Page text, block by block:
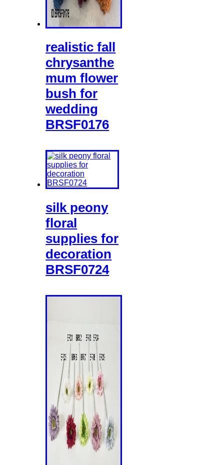
realistic fall
chrysanthe
mum flower
bush for
wedding
BRSF0176
silk peony
floral
supplies for
decoration
BRSF0724